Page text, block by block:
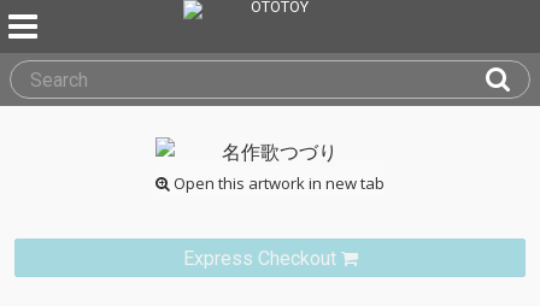
Open this artwork in new tab
Express Checkout